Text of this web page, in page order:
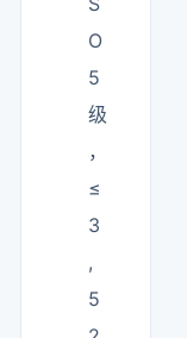
O
5
级
，
≤
3
,
5